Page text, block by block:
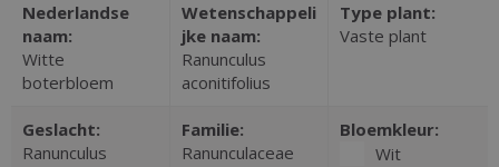
Nederlandse
naam:
Witte
boterbloem
Wetenschappeli
jke naam:
Ranunculus
aconitifolius
Type plant:
Vaste plant
Geslacht:
Ranunculus
Familie:
Ranunculaceae
Bloemkleur:
Wit